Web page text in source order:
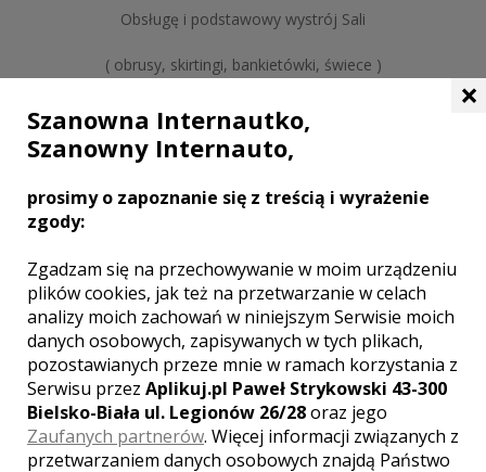
Obsługę i podstawowy wystrój Sali
( obrusy, skirtingi, bankietówki, świece )
Nie pobieramy opłaty korkowej
Nie pobieramy opłaty za mrożenie i serwowanie alkoholu w
Dwupoziomowy apartament widokowy dla Nowożeńców –
GRATIS
GALERIA ZDJĘĆ
×
Szanowna Internautko,
Szanowny Internauto,
prosimy o zapoznanie się z treścią i wyrażenie
zgody:
Zgadzam się na przechowywanie w moim urządzeniu
plików cookies, jak też na przetwarzanie w celach
analizy moich zachowań w niniejszym Serwisie moich
danych osobowych, zapisywanych w tych plikach,
pozostawianych przeze mnie w ramach korzystania z
Serwisu przez Aplikuj.pl Paweł Strykowski 43-300
Bielsko-Biała ul. Legionów 26/28oraz jego
Zaufanych partnerów. Więcej informacji związanych z
przetwarzaniem danych osobowych znajdą Państwo